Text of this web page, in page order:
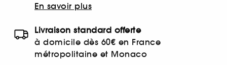
En savoir plus
Livraison standard offerte
à domicile dès 60€ en France
métropolitaine et Monaco